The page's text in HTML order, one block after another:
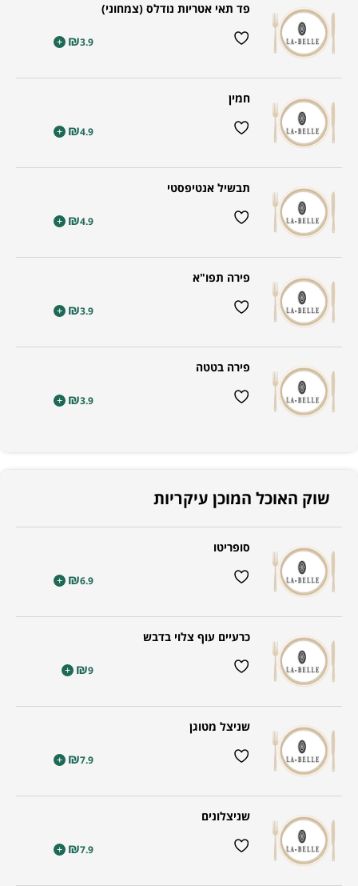
פד תאי אטריות נודלס (צמחוני)
₪3.9
+
חמין
₪4.9
+
תבשיל אנטיפסטי
₪4.9
+
פירה תפו"א
₪3.9
+
פירה בטטה
₪3.9
+
שוק האוכל המוכן עיקריות
סופריטו
₪6.9
+
כרעיים עוף צלוי בדבש
₪9
+
שניצל מטוגן
₪7.9
+
שניצלונים
₪7.9
+